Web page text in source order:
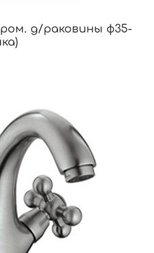
д/раковины ф35-